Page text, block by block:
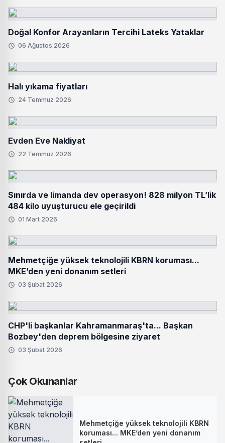
Doğal Konfor Arayanların Tercihi Lateks Yataklar
06 Ağustos 2026
Halı yıkama fiyatları
24 Temmuz 2026
Evden Eve Nakliyat
22 Temmuz 2026
Sınırda ve limanda dev operasyon! 828 milyon TL’lik
484 kilo uyuşturucu ele geçirildi
01 Mart 2026
Mehmetçiğe yüksek teknolojili KBRN koruması...
MKE’den yeni donanım setleri
03 Şubat 2026
CHP'li başkanlar Kahramanmaraş'ta... Başkan
Bozbey'den deprem bölgesine ziyaret
03 Şubat 2026
Çok Okunanlar
Mehmetçiğe yüksek teknolojili KBRN
koruması... MKE’den yeni donanım